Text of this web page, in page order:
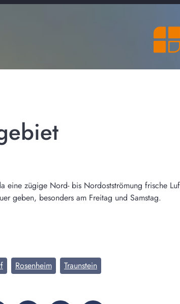
zügige Nord- bis Nordostströmung frische
geben, besonders am Freitag und Samstag.
Rosenheim Traunstein